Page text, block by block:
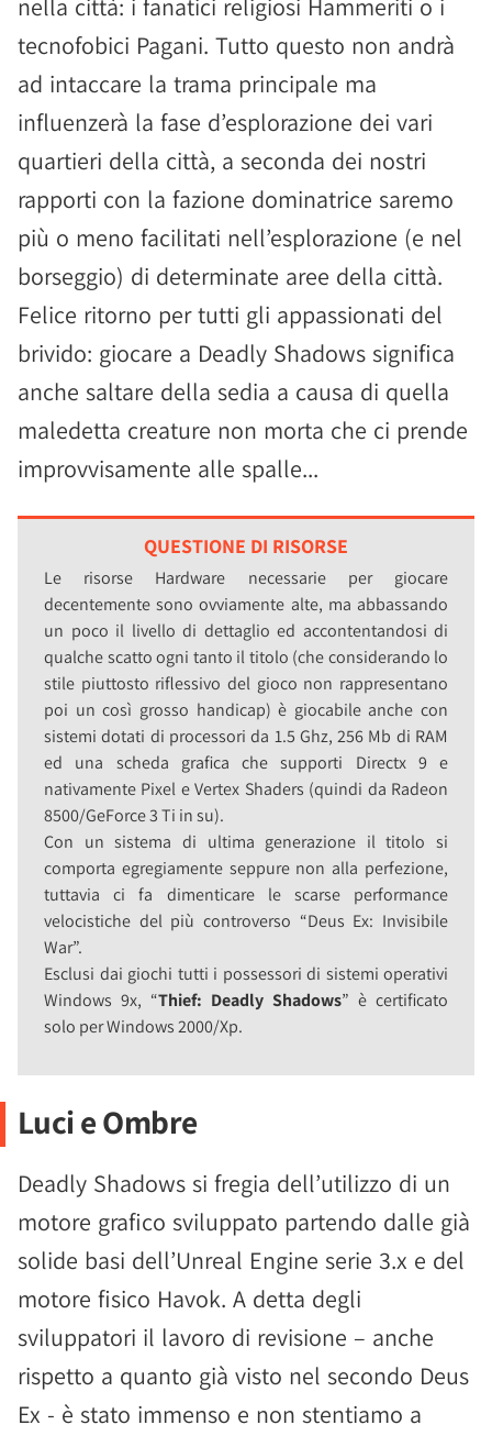
nella città: i fanatici religiosi Hammeriti o i
tecnofobici Pagani. Tutto questo non andrà
ad intaccare la trama principale ma
influenzerà la fase d’esplorazione dei vari
quartieri della città, a seconda dei nostri
rapporti con la fazione dominatrice saremo
più o meno facilitati nell’esplorazione (e nel
borseggio) di determinate aree della città.
Felice ritorno per tutti gli appassionati del
brivido: giocare a Deadly Shadows significa
anche saltare della sedia a causa di quella
maledetta creature non morta che ci prende
improvvisamente alle spalle...
QUESTIONE DI RISORSE
Le risorse Hardware necessarie per giocare
decentemente sono ovviamente alte, ma abbassando
un poco il livello di dettaglio ed accontentandosi di
qualche scatto ogni tanto il titolo (che considerando lo
stile piuttosto riflessivo del gioco non rappresentano
poi un così grosso handicap) è giocabile anche con
sistemi dotati di processori da 1.5 Ghz, 256 Mb di RAM
ed una scheda grafica che supporti Directx 9 e
nativamente Pixel e Vertex Shaders (quindi da Radeon
8500/GeForce 3 Ti in su).
Con un sistema di ultima generazione il titolo si
comporta egregiamente seppure non alla perfezione,
tuttavia ci fa dimenticare le scarse performance
velocistiche del più controverso “Deus Ex: Invisibile
War”.
Esclusi dai giochi tutti i possessori di sistemi operativi
Windows 9x, “Thief: Deadly Shadows” è certificato
solo per Windows 2000/Xp.
Luci e Ombre
Deadly Shadows si fregia dell’utilizzo di un
motore grafico sviluppato partendo dalle già
solide basi dell’Unreal Engine serie 3.x e del
motore fisico Havok. A detta degli
sviluppatori il lavoro di revisione – anche
rispetto a quanto già visto nel secondo Deus
Ex - è stato immenso e non stentiamo a